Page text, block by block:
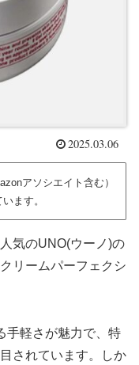
2025.03.06
アソシエイト含む）
ます。
気のUNO(ウーノ)の
リームパーフェクシ
手軽さが魅力で、特
されています。しか